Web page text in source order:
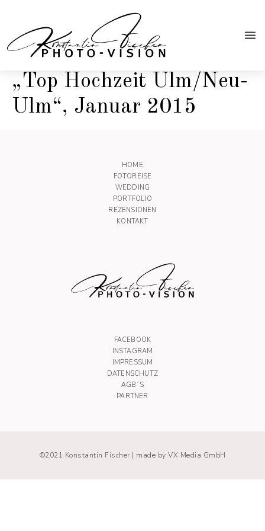
„Top Hochzeit Ulm/Neu-
Ulm“, Januar 2015
HOME
FOTOREISE
WEDDING
PORTFOLIO
REZENSIONEN
KONTAKT
FACEBOOK
INSTAGRAM
IMPRESSUM
DATENSCHUTZ
AGB´S
PARTNER
©2021 Konstantin Fischer | made by VX Media GmbH